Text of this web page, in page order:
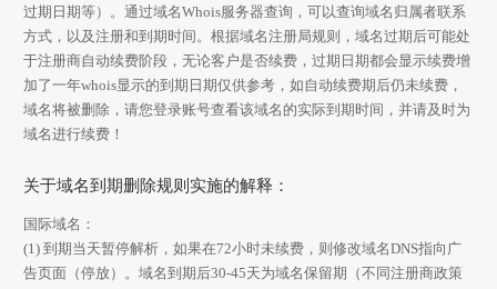
过期日期等）。通过域名Whois服务器查询，可以查询域名归属者联系
方式，以及注册和到期时间。根据域名注册局规则，域名过期后可能处
于注册商自动续费阶段，无论客户是否续费，过期日期都会显示续费增
加了一年whois显示的到期日期仅供参考，如自动续费期后仍未续费，
域名将被删除，请您登录账号查看该域名的实际到期时间，并请及时为
域名进行续费！
关于域名到期删除规则实施的解释：
国际域名：
(1) 到期当天暂停解析，如果在72小时未续费，则修改域名DNS指向广
告页面（停放）。域名到期后30-45天为域名保留期（不同注册商政策